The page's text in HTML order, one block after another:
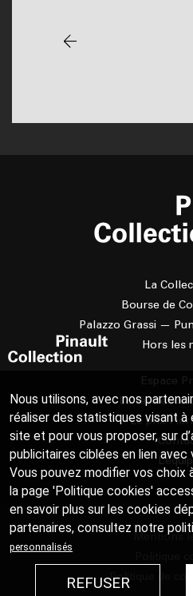
La
Bourse de
Palazzo Grassi —
Hors les
Espace
La résidence
Le prix
Mentions
Politique de
Nous utilisons, avec nos
réaliser des statistiques visant à
site et pour vous proposer, sur
publicitaires ciblées en lien
Vous pouvez modifier vos choix
la page 'Politique cookies'
en savoir plus sur les cookies
partenaires, consultez notre
personnalisés
REFUSER